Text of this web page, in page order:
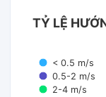
TỶ LỆ
< 0.5 m/s
0.5-2 m/s
2-4 m/s